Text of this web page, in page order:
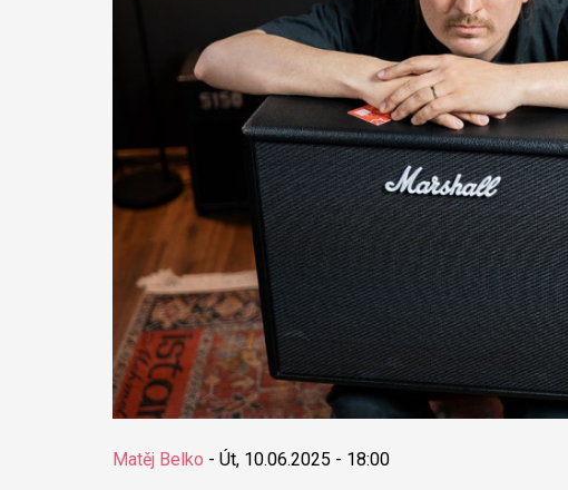
Matěj Belko - Út, 10.06.2025 - 18:00